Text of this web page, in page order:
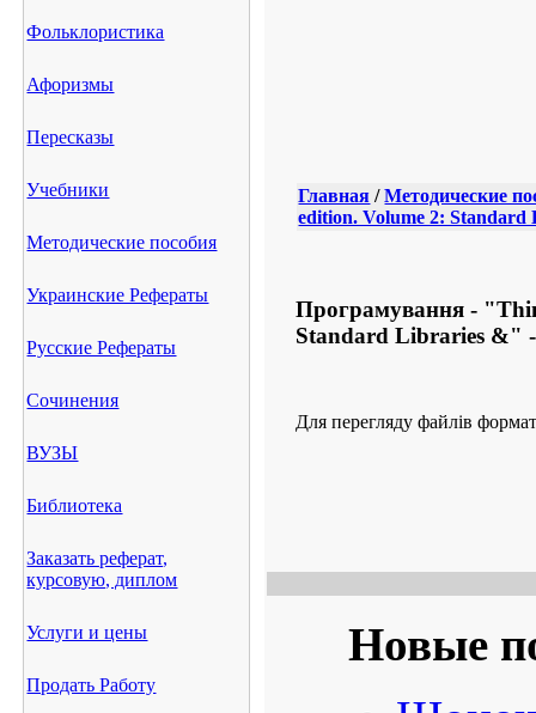
Фольклористика
Афоризмы
Пересказы
Учебники
Методические пособия
Украинские Рефераты
Русские Рефераты
Сочинения
ВУЗЫ
Библиотека
Заказать реферат,
курсовую, диплом
Услуги и цены
Продать Работу
Главная /Методические
edition. Volume 2:
Програмування -
Standard Libraries &"
Для перегляду файлів
Новые